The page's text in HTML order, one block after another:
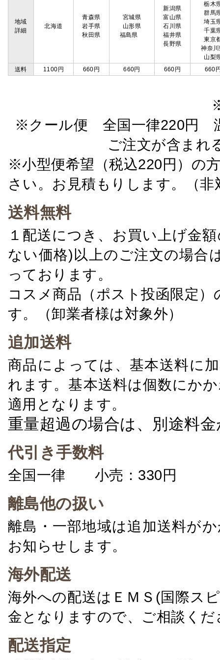
地域
詳細
北海道
青森県
岩手県
秋田県
宮城県
山形県
福島県
新潟県
富山県
石川県
福井県
長野県
栃木
群馬
埼玉
千葉
東京
神奈
山梨
送料
1100円 660円 660円 660円 660
※クール便 全国一律220円
ご注文が含ま
※小型便希望（税込220円）の
さい。お見積もりします。（非
送料無料
１配送につき、お買い上げ金
ない価格)以上のご注文の場合
っております。
コスメ商品（ポスト投函限定
す。（卸業者様は対象外）
追加送料
商品によっては、基本送料に
れます。基本送料は個数にか
適用となります。
重量超過の場合は、別途料
代引き手数料
全国一律 小売：330円 卸
離島他の扱い
離島・一部地域は追加送料が
お知らせします。
海外配送
海外への配送はＥＭＳ(国際ス
金となりますので、ご相談くだ
配送指定